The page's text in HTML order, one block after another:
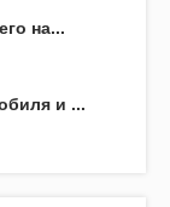
на...
и ...